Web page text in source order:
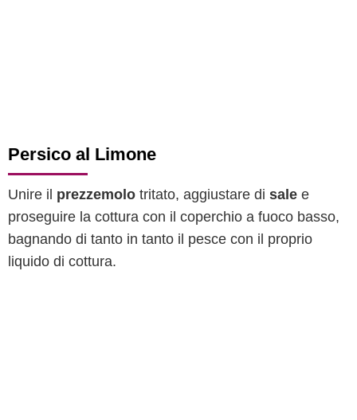
Persico al Limone
Unire il prezzemolo tritato, aggiustare di sale e
proseguire la cottura con il coperchio a fuoco basso,
bagnando di tanto in tanto il pesce con il proprio
liquido di cottura.